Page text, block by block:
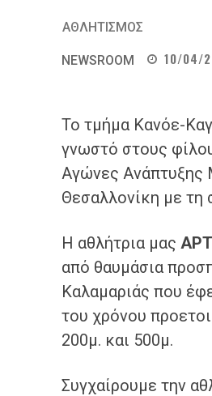
ΑΘΛΗΤΙΣΜΟΣ
NEWSROOM 10/04/
Το τμήμα Κανόε-
γνωστό στους
Αγώνες Ανάπτυξης
Θεσαλλονίκη με
​Η αθλήτρια μας
από θαυμάσια
Καλαμαριάς που
του χρόνου
200μ. και 500μ.
​Συγχαίρουμε την